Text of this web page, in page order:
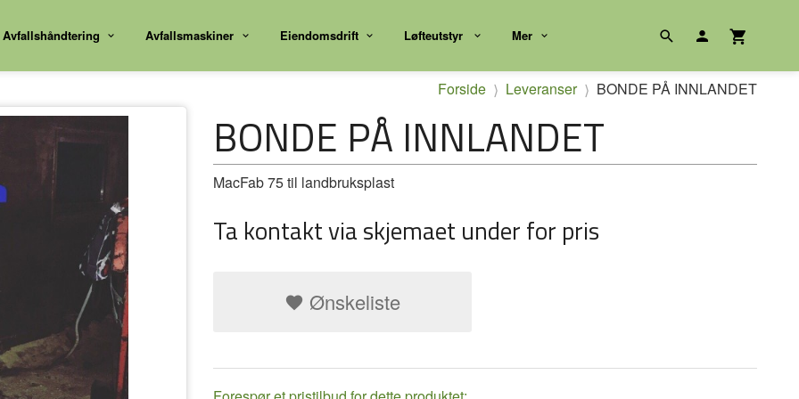
Avfallshåndtering Avfallsmaskiner Eiendomsdrift Løfteutstyr Mer
Forside Leveranser BONDE PÅ INNLANDET
BONDE PÅ INNLANDET
MacFab 75 til landbruksplast
Ta kontakt via skjemaet under for pris
Ønskeliste